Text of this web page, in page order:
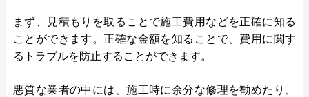
まず、見積もりを取ることで施工費用などを正確に知る
ことができます。正確な金額を知ることで、費用に関す
るトラブルを防止することができます。
悪質な業者の中には、施工時に余分な修理を勧めたり、